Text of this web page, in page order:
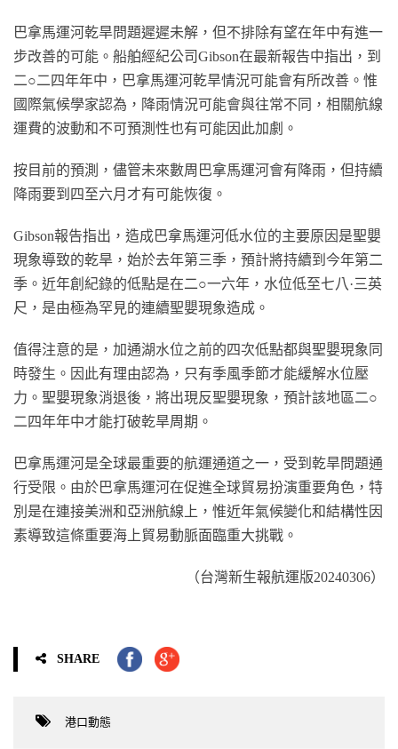
巴拿馬運河乾旱問題遲遲未解，但不排除有望在年中有進一
步改善的可能。船舶經紀公司Gibson在最新報告中指出，到
二○二四年年中，巴拿馬運河乾旱情況可能會有所改善。惟
國際氣候學家認為，降雨情況可能會與往常不同，相關航線
運費的波動和不可預測性也有可能因此加劇。
按目前的預測，儘管未來數周巴拿馬運河會有降雨，但持續
降雨要到四至六月才有可能恢復。
Gibson報告指出，造成巴拿馬運河低水位的主要原因是聖嬰
現象導致的乾旱，始於去年第三季，預計將持續到今年第二
季。近年創紀錄的低點是在二○一六年，水位低至七八·三英
尺，是由極為罕見的連續聖嬰現象造成。
值得注意的是，加通湖水位之前的四次低點都與聖嬰現象同
時發生。因此有理由認為，只有季風季節才能緩解水位壓
力。聖嬰現象消退後，將出現反聖嬰現象，預計該地區二○
二四年年中才能打破乾旱周期。
巴拿馬運河是全球最重要的航運通道之一，受到乾旱問題通
行受限。由於巴拿馬運河在促進全球貿易扮演重要角色，特
別是在連接美洲和亞洲航線上，惟近年氣候變化和結構性因
素導致這條重要海上貿易動脈面臨重大挑戰。
（台灣新生報航運版20240306）
SHARE
港口動態